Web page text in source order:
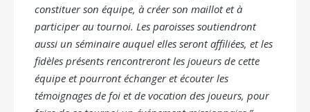
constituer son équipe, à créer son maillot et à
participer au tournoi. Les paroisses soutiendront
aussi un séminaire auquel elles seront affiliées, et les
fidèles présents rencontreront les joueurs de cette
équipe et pourront échanger et écouter les
témoignages de foi et de vocation des joueurs, pour